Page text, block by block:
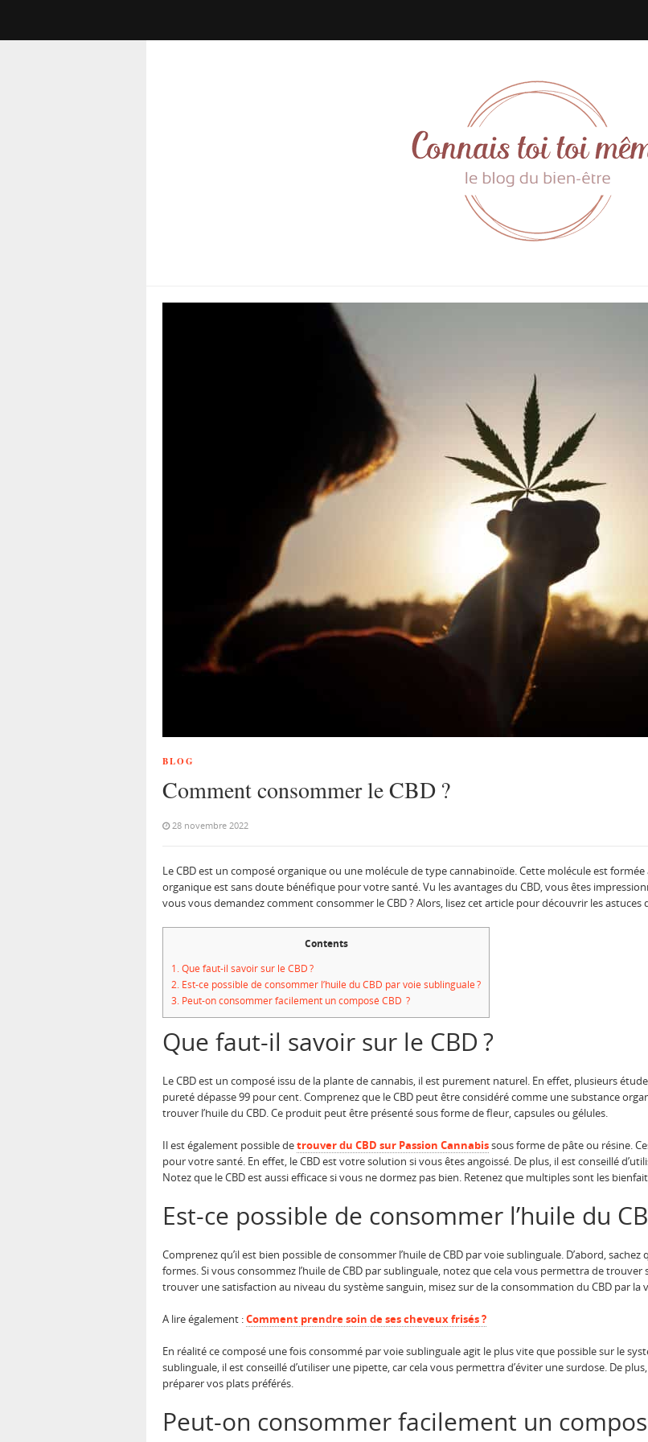
BLOG
Comment consommer le CBD ?
28 novembre 2022
Le CBD est un composé organique ou une molécule de type cannabinoïde. Cette molécule est
organique est sans doute bénéfique pour votre santé. Vu les avantages du CBD, vous êtes
vous vous demandez comment consommer le CBD ? Alors, lisez cet article pour découvrir les
Contents
1.Que faut-il savoir sur le CBD ?
2. Est-ce possible de consommer l’huile du CBD par voie sublinguale ?
3. Peut-on consommer facilement un composé CBD ?
Que faut-il savoir sur le CBD ?
Le CBD est un composé issu de la plante de cannabis, il est purement naturel. En effet, plusieurs
pureté dépasse 99 pour cent. Comprenez que le CBD peut être considéré comme une substance
trouver l’huile du CBD. Ce produit peut être présenté sous forme de fleur, capsules ou gélules.
Il est également possible detrouver du CBD sur Passion Cannabissous forme de pâte ou résine.
pour votre santé. En effet, le CBD est votre solution si vous êtes angoissé. De plus, il est conseillé
Notez que le CBD est aussi efficace si vous ne dormez pas bien. Retenez que multiples sont les
Est-ce possible de consommer l’huile du
Comprenez qu’il est bien possible de consommer l’huile de CBD par voie sublinguale. D’abord,
formes. Si vous consommez l’huile de CBD par sublinguale, notez que cela vous permettra de
trouver une satisfaction au niveau du système sanguin, misez sur de la consommation du CBD par la
A lire également :Comment prendre soin de ses cheveux frisés ?
En réalité ce composé une fois consommé par voie sublinguale agit le plus vite que possible sur le
sublinguale, il est conseillé d’utiliser une pipette, car cela vous permettra d’éviter une surdose. De
préparer vos plats préférés.
Peut-on consommer facilement un